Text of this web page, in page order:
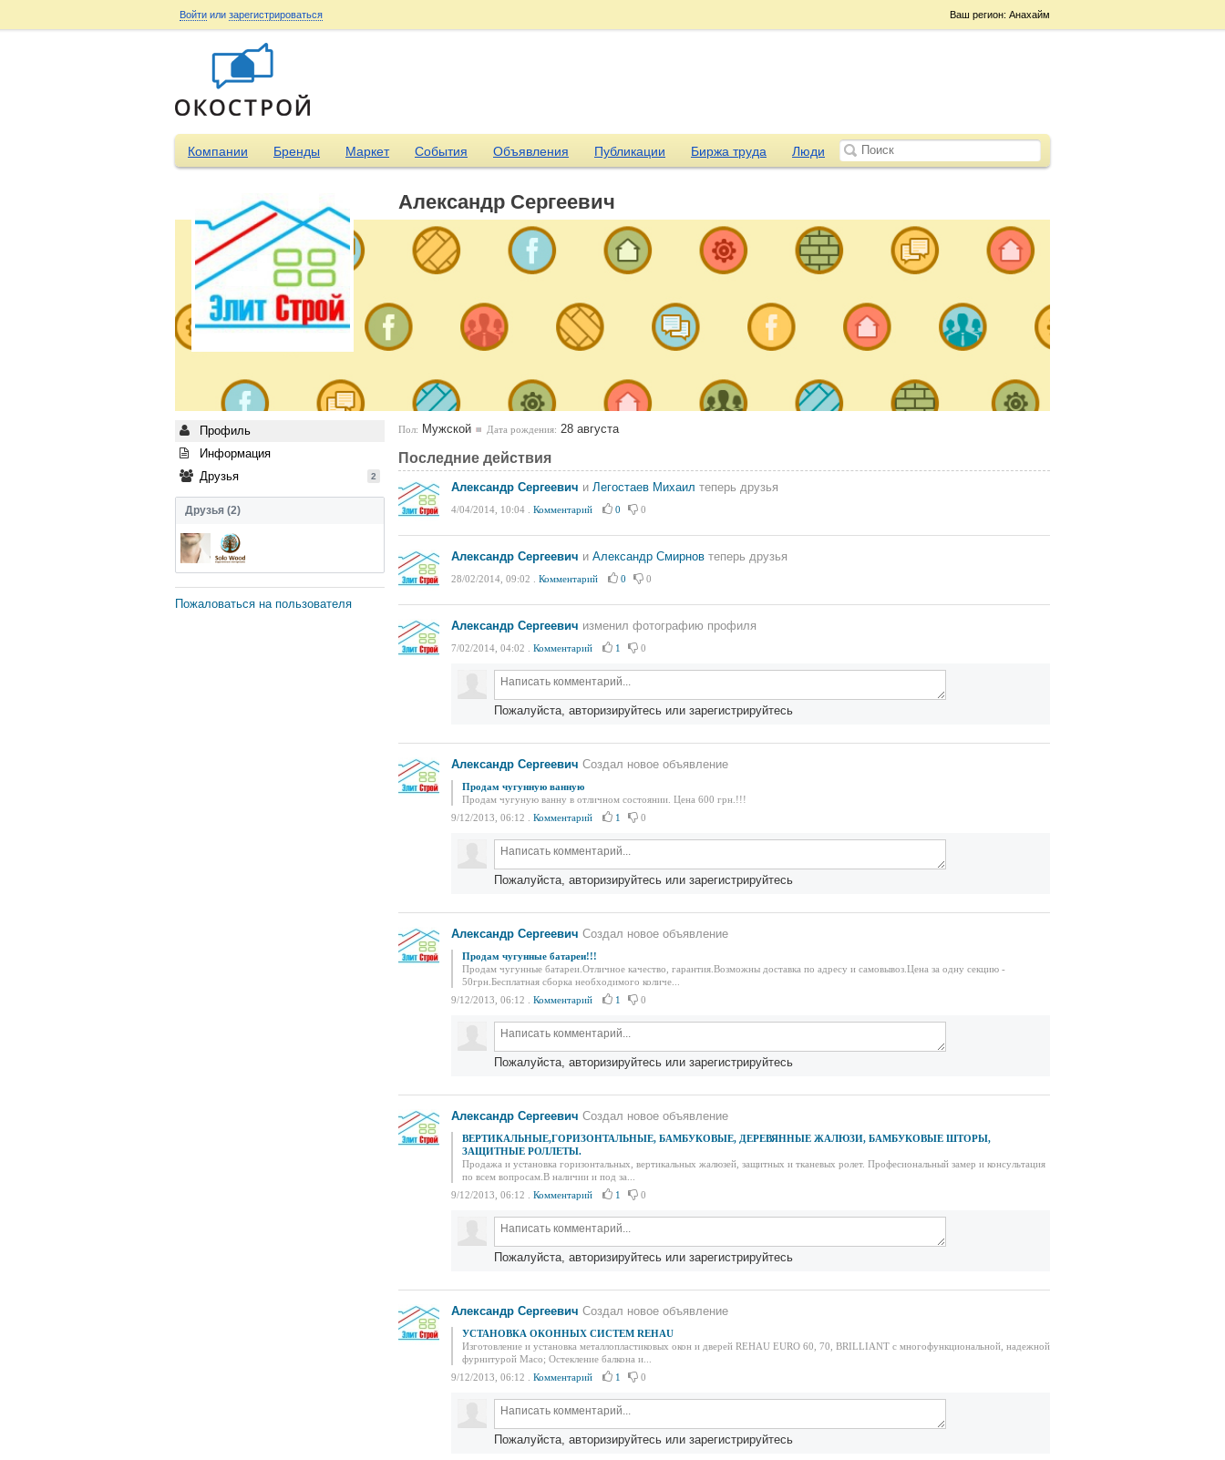
Ваш регион: Анахайм
Войти или зарегистрироваться
Компании Бренды Маркет События Объявления Публикации Биржа труда Люди
Профиль
Информация
Друзья
2
Друзья (2)
Пожаловаться на пользователя
Александр Сергеевич
Пол: Мужской Дата рождения: 28 августа
Последние действия
Александр Сергеевич и Легостаев Михаил теперь друзья
4/04/2014, 10:04 Комментарий 0 0
Александр Сергеевич и Александр Смирнов теперь друзья
28/02/2014, 09:02 Комментарий 0 0
Александр Сергеевич изменил фотографию профиля
7/02/2014, 04:02 Комментарий 1 0
Пожалуйста, авторизируйтесь или зарегистрируйтесь
Александр Сергеевич Создал новое объявление
Продам чугунную ванную
Продам чугуную ванну в отличном состоянии. Цена 600 грн.!!!
9/12/2013, 06:12
Комментарий 1 0
Пожалуйста, авторизируйтесь или зарегистрируйтесь
Александр Сергеевич Создал новое объявление
Продам чугунные батареи!!!
Продам чугунные батареи.Отличное качество, гарантия.Возможны доставка по адресу и самовывоз.Цена за одну секцию -
50грн.Бесплатная сборка необходимого количе...
9/12/2013, 06:12
Комментарий 1 0
Пожалуйста, авторизируйтесь или зарегистрируйтесь
Александр Сергеевич Создал новое объявление
ВЕРТИКАЛЬНЫЕ,ГОРИЗОНТАЛЬНЫЕ, БАМБУКОВЫЕ, ДЕРЕВЯННЫЕ ЖАЛЮЗИ, БАМБУКОВЫЕ ШТОРЫ,
ЗАЩИТНЫЕ РОЛЛЕТЫ.
Продажа и установка горизонтальных, вертикальных жалюзей, защитных и тканевых ролет. Професиональный замер и консультация
по всем вопросам.В наличии и под за...
9/12/2013, 06:12
Комментарий 1 0
Пожалуйста, авторизируйтесь или зарегистрируйтесь
Александр Сергеевич Создал новое объявление
УСТАНОВКА ОКОННЫХ СИСТЕМ REHAU
Изготовление и установка металлопластиковых окон и дверей REHAU EURO 60, 70, BRILLIANT с многофункциональной, надежной
фурнитурой Масо; Остекление балкона и...
9/12/2013, 06:12
Комментарий 1 0
Пожалуйста, авторизируйтесь или зарегистрируйтесь